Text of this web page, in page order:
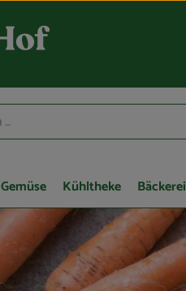
Kühltheke Bäckerei